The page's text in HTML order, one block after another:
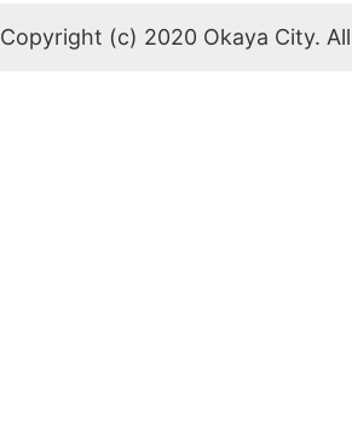
Copyright (c) 2020 Okaya City.